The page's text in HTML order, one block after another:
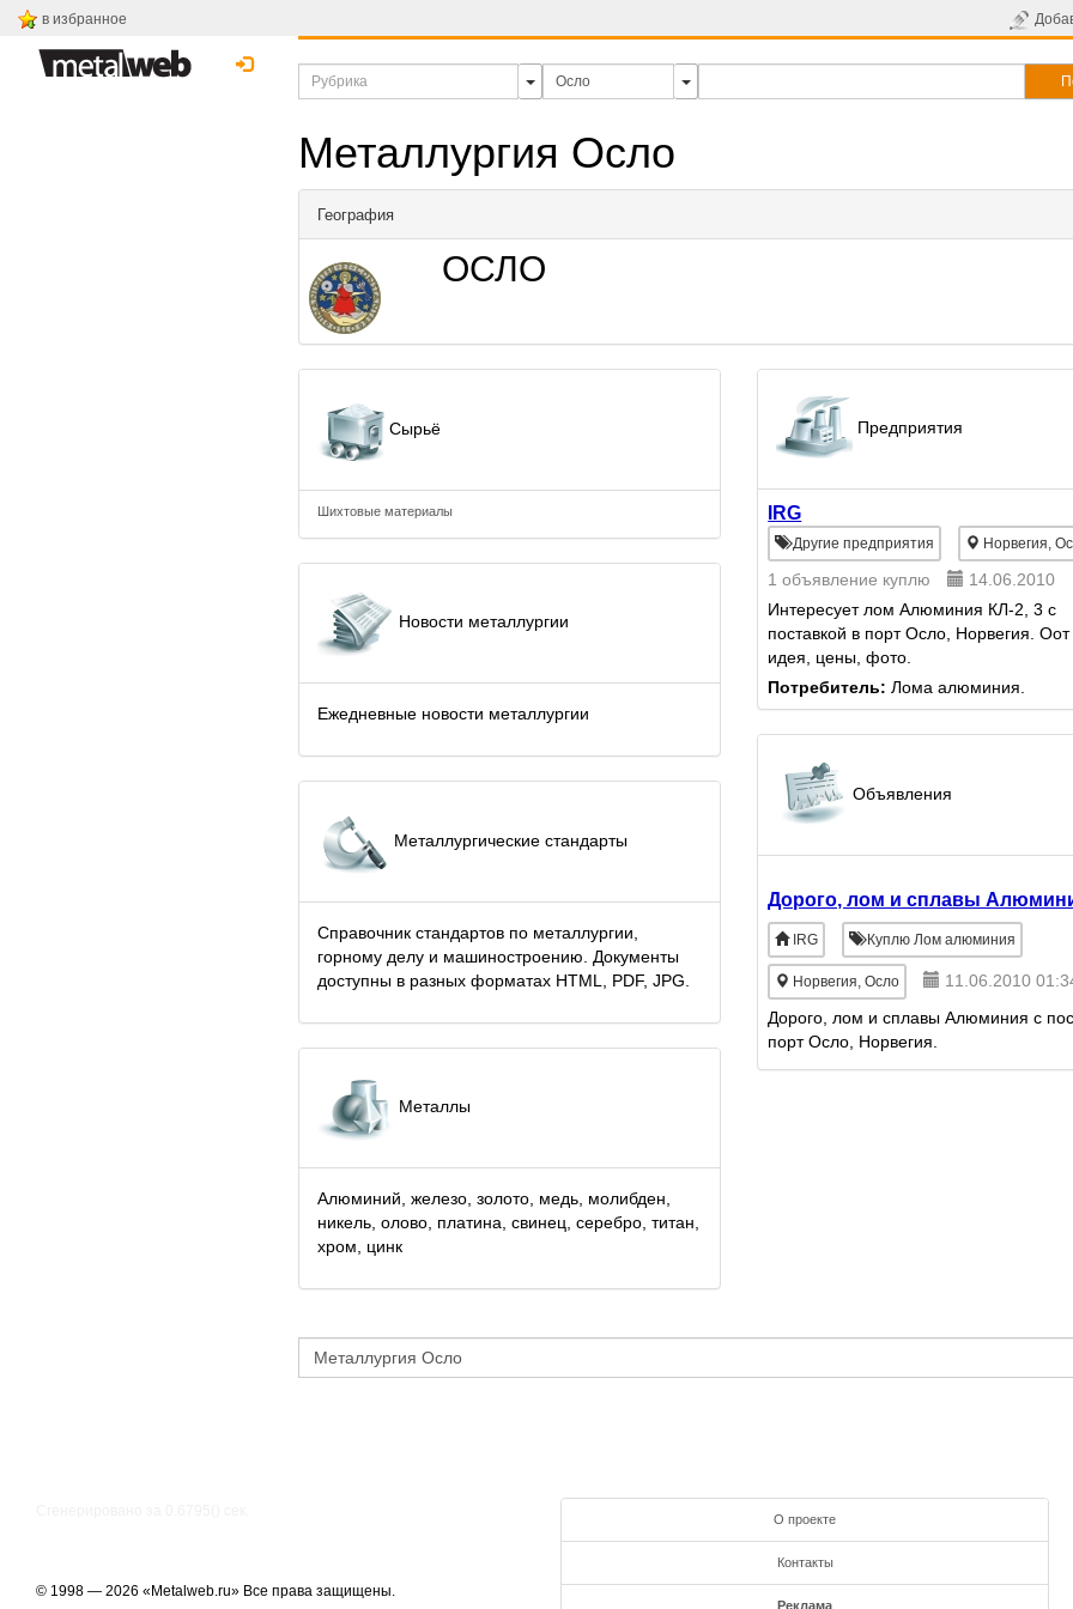
в избранное
Металлургия Осло
География
ОСЛО
Сырьё
Шихтовые материалы
Новости металлургии
Ежедневные новости металлургии
Металлургические стандарты
Справочник стандартов по металлургии,
горному делу и машиностроению. Документы
доступны в разных форматах HTML, PDF, JPG.
Металлы
Алюминий, железо, золото, медь, молибден,
никель, олово, платина, свинец, серебро, титан,
хром, цинк
Предприятия
IRG
Другие предприятия Норвегия,
1 объявление куплю
14.06.2010
Интересует лом Алюминия КЛ-2, 3 с
поставкой в порт Осло, Норвегия.
идея, цены, фото.
Потребитель: Лома алюминия.
Объявления
Дорого, лом и сплавы
IRG Куплю Лом алюминия
Норвегия, Осло
11.06.2010
Дорого, лом и сплавы Алюминия с
порт Осло, Норвегия.
© 1998 — 2026 «Metalweb.ru» Все права защищены.
О проекте
Контакты
Реклама